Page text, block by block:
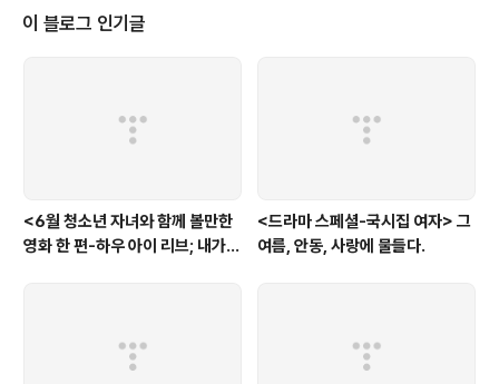
해도 씩씩했던 차양순 대신, 주중원과 태공실이 다시 돌아온 듯 느껴지는 건 왜
일까? 드라마가 시작하자마자 샴푸 모델의 촬영 현장에 난입한 장인 화학의 회
이 블로그 인기글
<6월 청소년 자녀와 함께 볼만한
영화 한 편-하우 아이 리브; 내가
<드라마 스페셜-국시집 여자> 그
여름, 안동, 사랑에 물들다.